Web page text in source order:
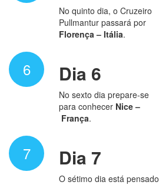
No quinto dia, o Cruzeiro
Pullmantur passará por
Florença – Itália.
6 Dia 6
No sexto dia prepare-se
para conhecer Nice –
França.
7 Dia 7
O sétimo dia está pensado